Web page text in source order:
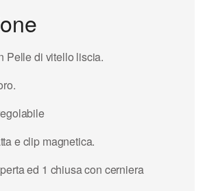
Pelle di vitello liscia.
e clip magnetica.
ed 1 chiusa con cerniera